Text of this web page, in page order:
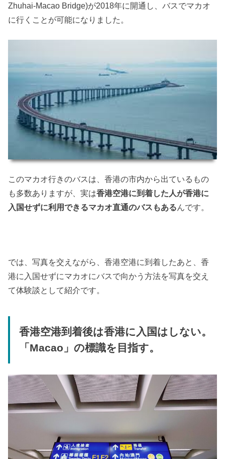
Zhuhai-Macao Bridge)が2018年に開通し、バスでマカオ
に行くことが可能になりました。
このマカオ行きのバスは、香港の市内から出ているもの
も多数ありますが、実は香港空港に到着した人が香港に
入国せずに利用できるマカオ直通のバスもあるんです。
では、写真を交えながら、香港空港に到着したあと、香
港に入国せずにマカオにバスで向かう方法を写真を交え
て体験談として紹介です。
香港空港到着後は香港に入国はしない。
「Macao」の標識を目指す。